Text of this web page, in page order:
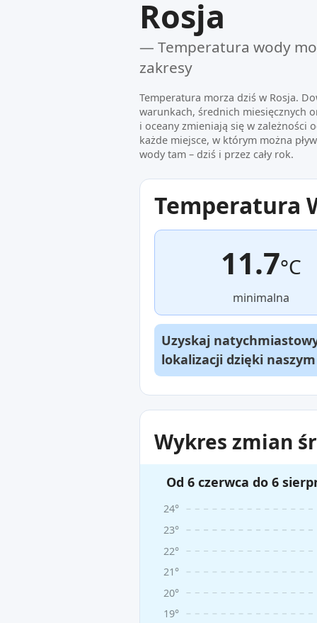
Rosja
— Temperatura wody
zakresy
Temperatura morza dziś w Rosja.
warunkach, średnich miesięcznych
i oceany zmieniają się w zależności
każde miejsce, w którym można
wody tam – dziś i przez cały rok.
Temperatura
11.7°C
minimalna
Uzyskaj
lokalizacji dzięki
Wykres zmian
Od 6 czerwca do 6
19°
20°
21°
22°
23°
24°